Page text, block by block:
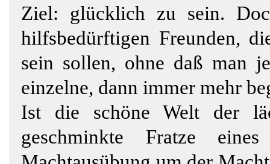
Ziel: glücklich zu sein.
hilfsbedürftigen Freunden,
sein sollen, ohne daß man
einzelne, dann immer mehr
Ist die schöne Welt der
geschminkte Fratze